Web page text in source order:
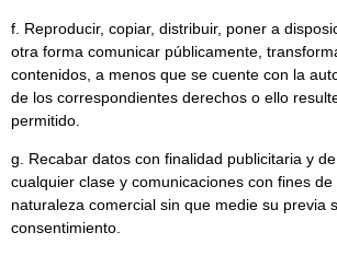
f. Reproducir, copiar, distribuir, poner a
otra forma comunicar públicamente,
contenidos, a menos que se cuente con la
de los correspondientes derechos o ello
permitido.
g. Recabar datos con finalidad publicitaria y
cualquier clase y comunicaciones con fines
naturaleza comercial sin que medie su previa
consentimiento.